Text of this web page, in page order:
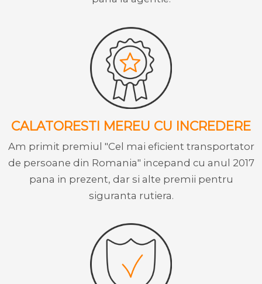
CALATORESTI MEREU CU INCREDERE
Am primit premiul "Cel mai eficient transportator
de persoane din Romania" incepand cu anul 2017
pana in prezent, dar si alte premii pentru
siguranta rutiera.